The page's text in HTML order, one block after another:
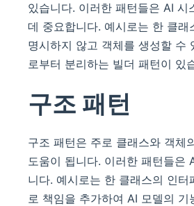
있습니다. 이러한 패턴들은 AI
데 중요합니다. 예시로는 한 클
명시하지 않고 객체를 생성할 수
로부터 분리하는 빌더 패턴이 있
구조 패턴
구조 패턴은 주로 클래스와 객체
도움이 됩니다. 이러한 패턴들은
니다. 예시로는 한 클래스의 인
로 책임을 추가하여 AI 모델의